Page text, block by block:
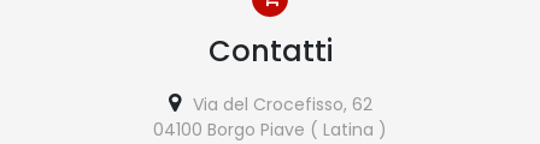
Contatti
Via del Crocefisso, 62
04100 Borgo Piave ( Latina )